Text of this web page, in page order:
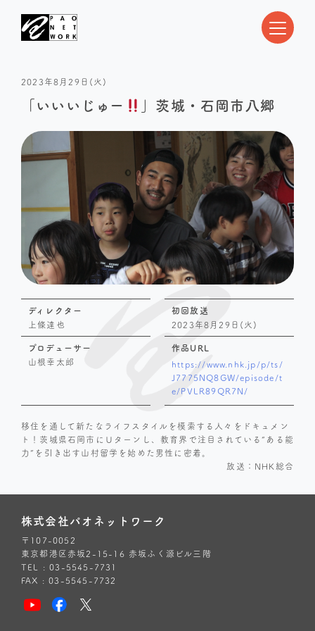
2023年8月29日(火)
「いいいじゅー 」茨城・石岡市八郷
ディレクター
上條達也
初回放送
2023年8月29日(火)
プロデューサー
山根幸太郎
作品URL
https://www.nhk.jp/p/ts/
J7775NQ8GW/episode/t
e/PVLR89QR7N/
移住を通して新たなライフスタイルを模索する人々をドキュメン
ト！茨城県石岡市にＵターンし、教育界で注目されている“ある能
力”を引き出す山村留学を始めた男性に密着。
放送：NHK総合
株式会社パオネットワーク
〒107-0052
東京都港区赤坂2-15-16 赤坂ふく源ビル三階
TEL : 03-5545-7731
FAX : 03-5545-7732